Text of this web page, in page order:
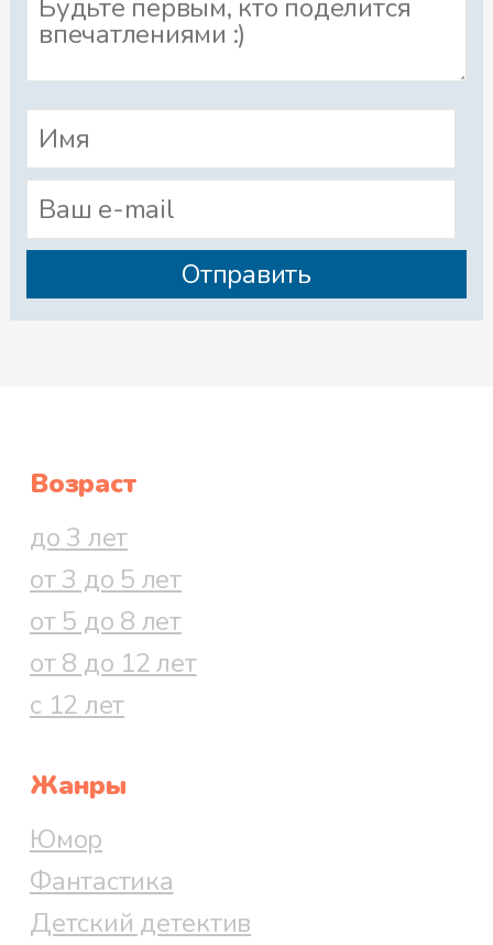
Возраст
до 3 лет
от 3 до 5 лет
от 5 до 8 лет
от 8 до 12 лет
с 12 лет
Жанры
Юмор
Фантастика
Детский детектив